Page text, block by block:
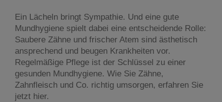
Ein Lächeln bringt Sympathie. Und eine gute
Mundhygiene spielt dabei eine entscheidende Rolle:
Saubere Zähne und frischer Atem sind ästhetisch
ansprechend und beugen Krankheiten vor.
Regelmäßige Pflege ist der Schlüssel zu einer
gesunden Mundhygiene. Wie Sie Zähne,
Zahnfleisch und Co. richtig umsorgen, erfahren Sie
jetzt hier.